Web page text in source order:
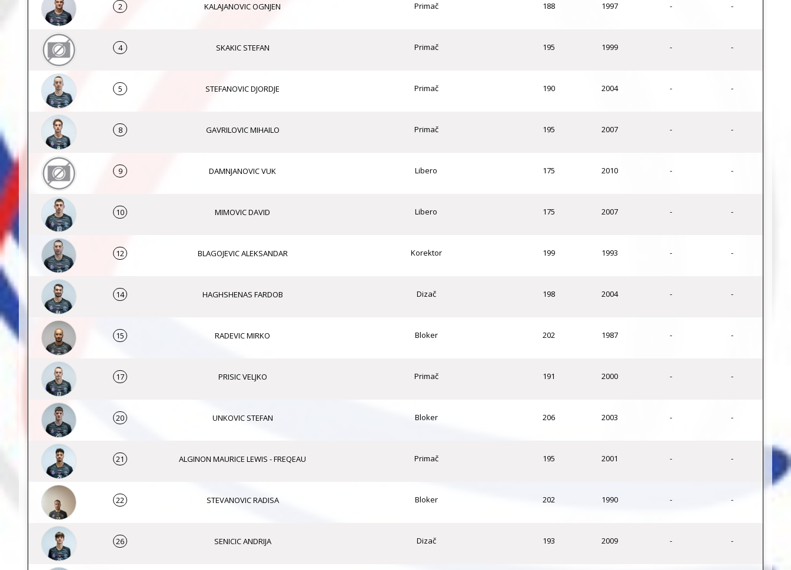
2 KALAJANOVIC OGNJEN Primač 188 1997 - -
4 SKAKIC STEFAN Primač 195 1999 - -
5 STEFANOVIC DJORDJE Primač 190 2004 - -
8 GAVRILOVIC MIHAILO Primač 195 2007 - -
9 DAMNJANOVIC VUK Libero 175 2010 - -
10 MIMOVIC DAVID Libero 175 2007 - -
12 BLAGOJEVIC ALEKSANDAR Korektor 199 1993 - -
14 HAGHSHENAS FARDOB Dizač 198 2004 - -
15 RADEVIC MIRKO Bloker 202 1987 - -
17 PRISIC VELJKO Primač 191 2000 - -
20 UNKOVIC STEFAN Bloker 206 2003 - -
21 ALGINON MAURICE LEWIS - FREQEAU Primač 195 2001 - -
22 STEVANOVIC RADISA Bloker 202 1990 - -
26 SENICIC ANDRIJA Dizač 193 2009 - -